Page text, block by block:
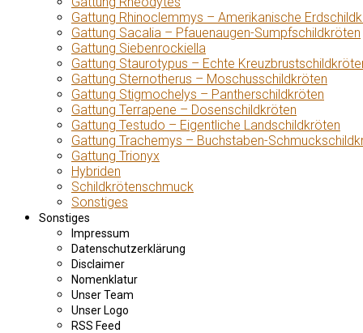
Gattung Rhinoclemmys – Amerikanische
Gattung Sacalia – Pfauenaugen-Sumpfschildkröten
Gattung Siebenrockiella
Gattung Staurotypus – Echte
Gattung Sternotherus – Moschusschildkröten
Gattung Stigmochelys – Pantherschildkröten
Gattung Terrapene – Dosenschildkröten
Gattung Testudo – Eigentliche Landschildkröten
Gattung Trachemys – Buchstaben-
Gattung Trionyx
Hybriden
Schildkrötenschmuck
Sonstiges
Sonstiges
Impressum
Datenschutzerklärung
Disclaimer
Nomenklatur
Unser Team
Unser Logo
RSS Feed